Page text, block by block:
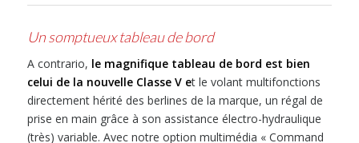
Un somptueux tableau de bord
A contrario, le magnifique tableau de bord est bien
celui de la nouvelle Classe V et le volant multifonctions
directement hérité des berlines de la marque, un régal de
prise en main grâce à son assistance électro-hydraulique
(très) variable. Avec notre option multimédia « Command